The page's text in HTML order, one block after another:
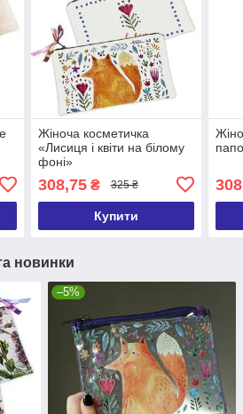
Жіноча косметичка
«Лисиця і квіти на білому
фоні»
308,75₴ 325 ₴
Купити
новинки
–5%